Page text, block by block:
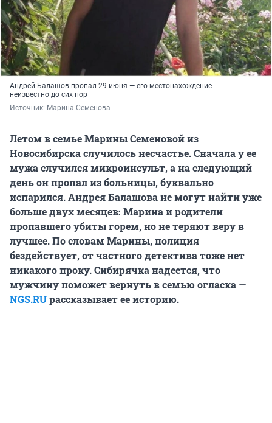
Андрей Балашов пропал 29 июня — его местонахождение
неизвестно до сих пор
Источник: Марина Семенова
Летом в семье Марины Семеновой из
Новосибирска случилось несчастье. Сначала у ее
мужа случился микроинсульт, а на следующий
день он пропал из больницы, буквально
испарился. Андрея Балашова не могут найти уже
больше двух месяцев: Марина и родители
пропавшего убиты горем, но не теряют веру в
лучшее. По словам Марины, полиция
бездействует, от частного детектива тоже нет
никакого проку. Сибирячка надеется, что
мужчину поможет вернуть в семью огласка —
NGS.RUрассказывает ее историю.